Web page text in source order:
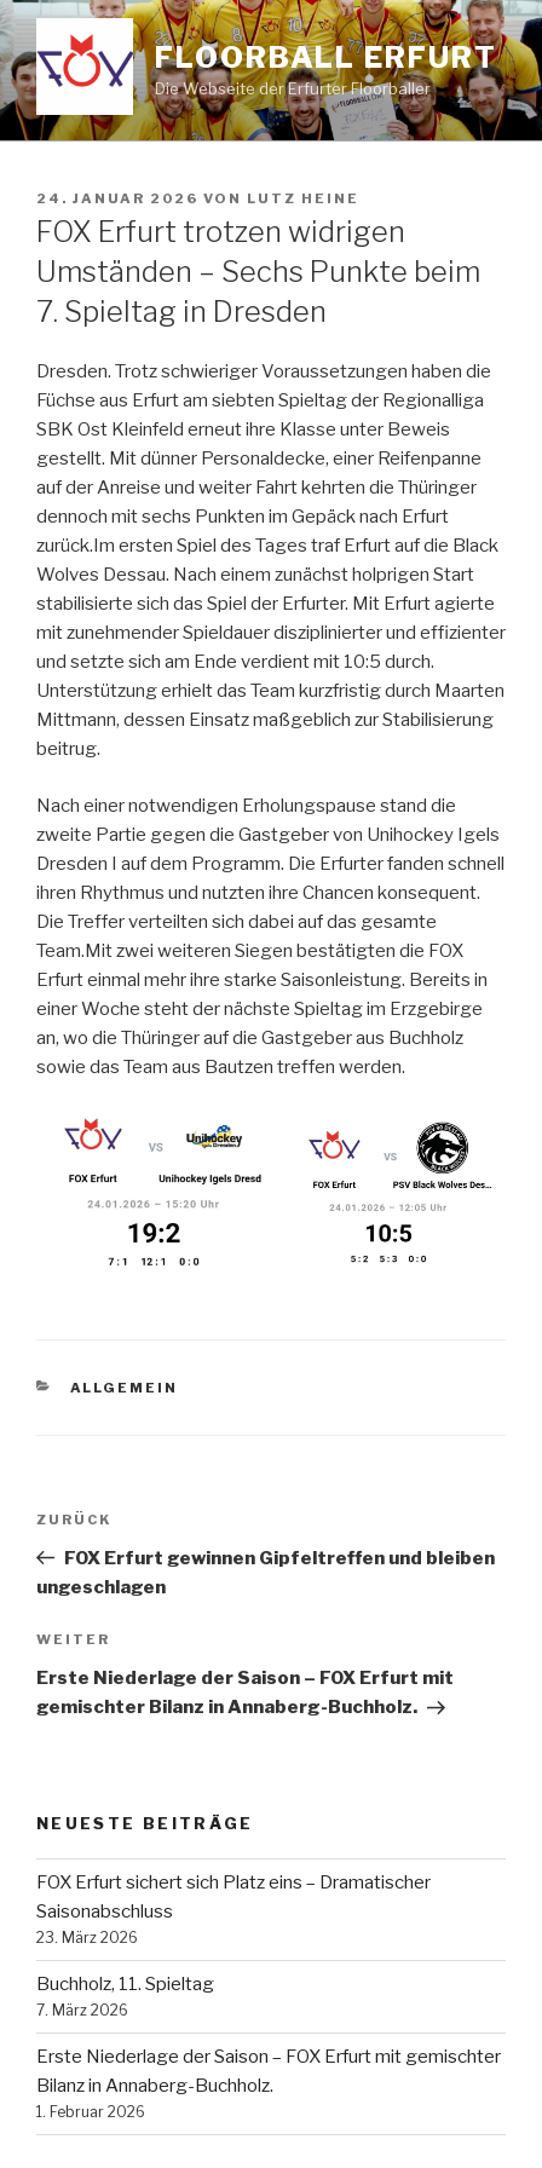
Zum
Inhalt
springen
FLOORBALL ERFURT
Die Webseite der Erfurter Floorballer
VERÖFFENTLICHT
AM
24. JANUAR 2026 VON LUTZ HEINE
FOX Erfurt trotzen widrigen
Umständen – Sechs Punkte beim
7. Spieltag in Dresden
Dresden. Trotz schwieriger Voraussetzungen haben die
Füchse aus Erfurt am siebten Spieltag der Regionalliga
SBK Ost Kleinfeld erneut ihre Klasse unter Beweis
gestellt. Mit dünner Personaldecke, einer Reifenpanne
auf der Anreise und weiter Fahrt kehrten die Thüringer
dennoch mit sechs Punkten im Gepäck nach Erfurt
zurück.Im ersten Spiel des Tages traf Erfurt auf die Black
Wolves Dessau. Nach einem zunächst holprigen Start
stabilisierte sich das Spiel der Erfurter. Mit Erfurt agierte
mit zunehmender Spieldauer disziplinierter und effizienter
und setzte sich am Ende verdient mit 10:5 durch.
Unterstützung erhielt das Team kurzfristig durch Maarten
Mittmann, dessen Einsatz maßgeblich zur Stabilisierung
beitrug.
Nach einer notwendigen Erholungspause stand die
zweite Partie gegen die Gastgeber von Unihockey Igels
Dresden I auf dem Programm. Die Erfurter fanden schnell
ihren Rhythmus und nutzten ihre Chancen konsequent.
Die Treffer verteilten sich dabei auf das gesamte
Team.Mit zwei weiteren Siegen bestätigten die FOX
Erfurt einmal mehr ihre starke Saisonleistung. Bereits in
einer Woche steht der nächste Spieltag im Erzgebirge
an, wo die Thüringer auf die Gastgeber aus Buchholz
sowie das Team aus Bautzen treffen werden.
KATEGORIEN
ALLGEMEIN
Beitragsnavigation
Vorheriger
Beitrag
ZURÜCK
FOX Erfurt gewinnen Gipfeltreffen und bleiben
ungeschlagen
Nächster
Beitrag
WEITER
Erste Niederlage der Saison – FOX Erfurt mit
gemischter Bilanz in Annaberg-Buchholz.
NEUESTE BEITRÄGE
FOX Erfurt sichert sich Platz eins – Dramatischer
Saisonabschluss
23. März 2026
Buchholz, 11. Spieltag
7. März 2026
Erste Niederlage der Saison – FOX Erfurt mit gemischter
Bilanz in Annaberg-Buchholz.
1. Februar 2026